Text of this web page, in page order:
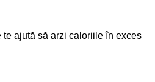
ajută să arzi caloriile în exces